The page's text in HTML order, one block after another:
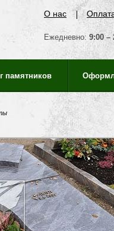
О нас
Ежедневно: 9:00 –
памятников